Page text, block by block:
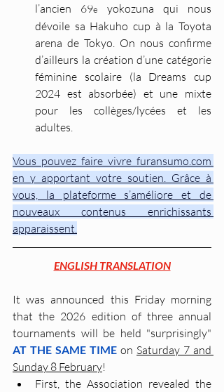
l’ancien 69e
yokozuna qui nous
dévoile sa Hakuho cup à la Toyota
arena de Tokyo. On nous confirme
d’ailleurs la création d’une catégorie
féminine scolaire (la Dreams cup
2024 est absorbée) et une mixte
pour les collèges/lycées et les
adultes.
Vous pouvez faire vivre furansumo.com
en y apportant votre soutien. Grâce à
vous, la plateforme s’améliore et de
nouveaux contenus enrichissants
apparaissent.
ENGLISH TRANSLATION
It was announced this Friday morning
that the 2026 edition of three annual
AT THE SAME TIME on Saturday 7 and
Sunday 8 February!
First, the Association revealed the